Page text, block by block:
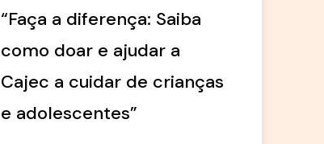
“Faça a diferença: Saiba
como doar e ajudar a
Cajec a cuidar de crianças
e adolescentes”